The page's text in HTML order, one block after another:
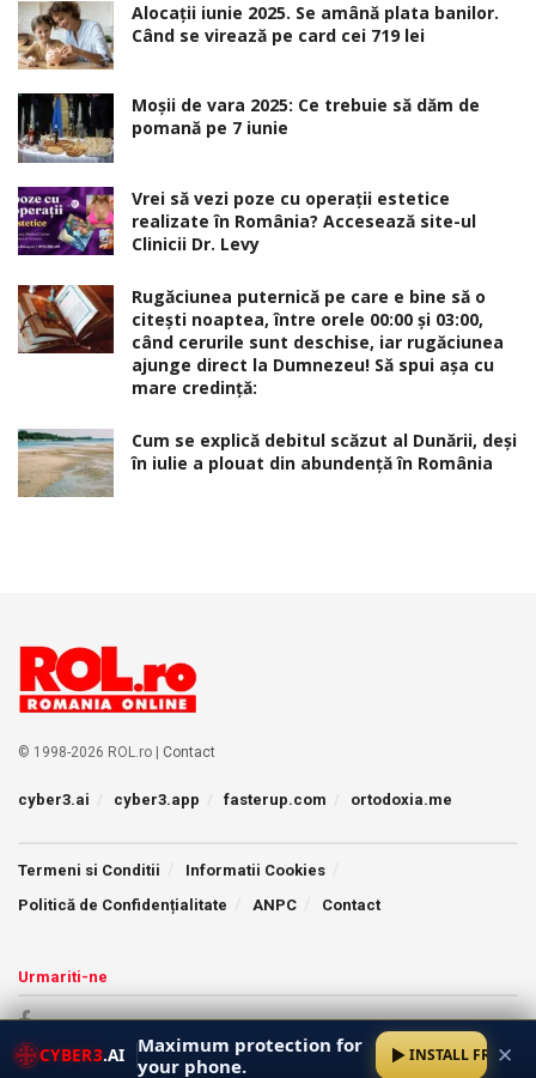
Alocaţii iunie 2025. Se amână plata banilor.
Când se virează pe card cei 719 lei
Moșii de vara 2025: Ce trebuie să dăm de
pomană pe 7 iunie
Vrei să vezi poze cu operații estetice
realizate în România? Accesează site-ul
Clinicii Dr. Levy
Rugăciunea puternică pe care e bine să o
citești noaptea, între orele 00:00 și 03:00,
când cerurile sunt deschise, iar rugăciunea
ajunge direct la Dumnezeu! Să spui așa cu
mare credință:
Cum se explică debitul scăzut al Dunării, deși
în iulie a plouat din abundență în România
© 1998-2026 ROL.ro | Contact
cyber3.ai cyber3.app fasterup.com ortodoxia.me
Termeni si Conditii
Informatii Cookies
Politică de Confidențialitate
ANPC Contact
Urmariti-ne
CYBER3.AI Maximum protection for
your phone.
INSTALL FREE✕